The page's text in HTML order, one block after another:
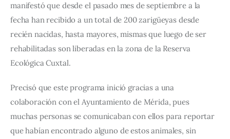
manifestó que desde el pasado mes de septiembre a la
fecha han recibido a un total de 200 zarigüeyas desde
recién nacidas, hasta mayores, mismas que luego de ser
rehabilitadas son liberadas en la zona de la Reserva
Ecológica Cuxtal.
Precisó que este programa inició gracias a una
colaboración con el Ayuntamiento de Mérida, pues
muchas personas se comunicaban con ellos para reportar
que habían encontrado alguno de estos animales, sin